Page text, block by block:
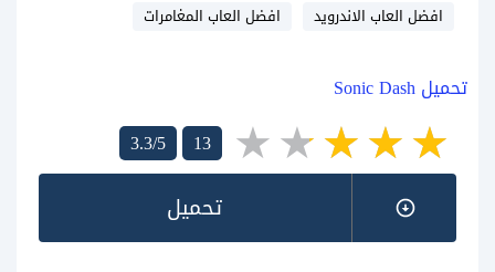
افضل العاب الاندرويد افضل العاب المغامرات
تحميل Sonic Dash
3.3/5
13
تحميل